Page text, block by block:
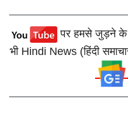
पर हमसे जुड़ने के
भी Hindi News (हिंदी